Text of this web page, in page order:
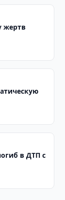
жертв
в ДТП с